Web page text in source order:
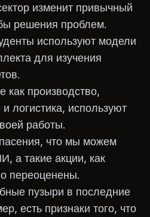
изменит привычный
решения проблем.
используют модели
для изучения
как производство,
логистика, используют
работы.
что мы можем
а такие акции, как
переоценены.
пузыри в последние
есть признаки того, что